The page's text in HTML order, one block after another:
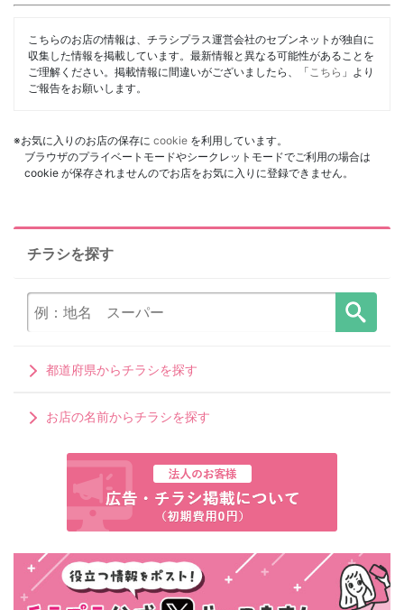
こちらのお店の情報は、チラシプラス運営会社のセブンネットが独自に
収集した情報を掲載しています。最新情報と異なる可能性があることを
ご理解ください。掲載情報に間違いがございましたら、「 こちら 」より
ご報告をお願いします。
※お気に入りのお店の保存に cookie を利用しています。
ブラウザのプライベートモードやシークレットモードでご利用の場合は
cookie が保存されませんのでお店をお気に入りに登録できません。
チラシを探す
都道府県からチラシを探す
お店の名前からチラシを探す